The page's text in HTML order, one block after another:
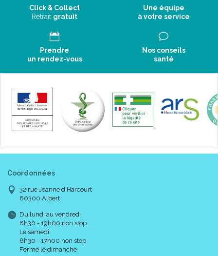
Click & Collect
Retrait gratuit
Une équipe
à votre service
Prendre
un rendez-vous
Nos conseils
santé
Coordonnées
32 rue Jeanne d’Harcourt
80300 Albert
Du lundi au vendredi
8h30 - 19h00 non stop
Le samedi
8h30 - 17h00 non stop
Fermé le dimanche